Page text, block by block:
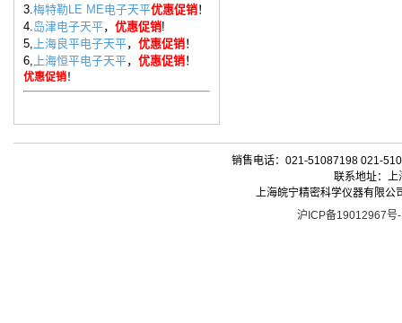
3. 梅特勒LE ME电子天平优惠促销！
4. 岛津电子天平， 优惠促销!
5,
上海良平电子天平， 优惠促销！
6,
上海恒平电子天平， 优惠促销！
优惠促销！
销售电话：021-51087198 021-
联系地址：
上海皖宁精密科学仪器有限
沪ICP备19012967号